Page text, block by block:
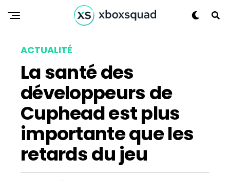
ACTUALITÉ
La santé des
développeurs de
Cuphead est plus
importante que les
retards du jeu